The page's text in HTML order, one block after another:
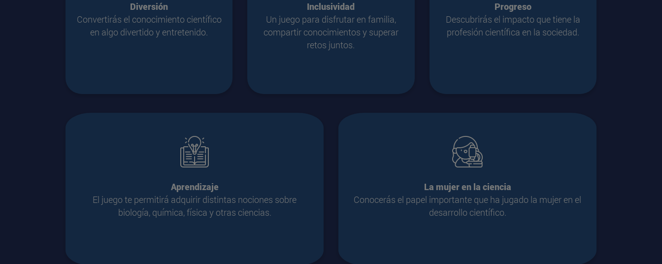
Diversión
Convertirás el conocimiento científico
en algo divertido y entretenido.
Inclusividad
Un juego para disfrutar en familia,
compartir conocimientos y superar
retos juntos.
Progreso
Descubrirás el impacto que tiene la
profesión científica en la sociedad.
Aprendizaje
El juego te permitirá adquirir distintas nociones sobre
biología, química, física y otras ciencias.
La mujer en la ciencia
Conocerás el papel importante que ha jugado la mujer en el
desarrollo científico.